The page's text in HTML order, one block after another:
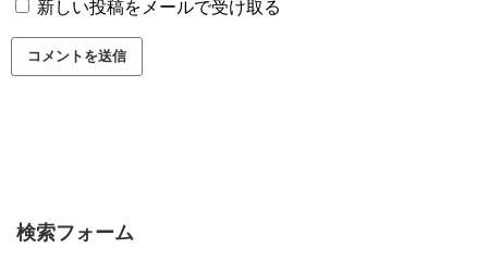
新しい投稿をメールで受け取る
検索フォーム